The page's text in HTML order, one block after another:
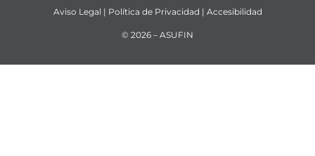
Aviso Legal | Política de Privacidad | Accesibilidad
© 2026 – ASUFIN